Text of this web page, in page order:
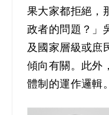
果大家都拒絕，
政者的問題？」
及國家層級或庶
傾向有關。此外
體制的運作邏輯。